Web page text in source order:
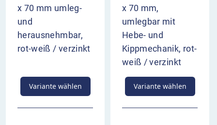
x 70 mm umleg-
und
herausnehmbar,
rot-weiß / verzinkt
Variante wählen
x 70 mm,
umlegbar mit
Hebe- und
Kippmechanik, rot-
weiß / verzinkt
Variante wählen